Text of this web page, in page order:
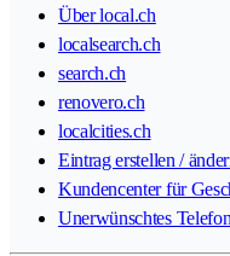
Über local.ch
localsearch.ch
search.ch
renovero.ch
localcities.ch
Eintrag erstellen /
Kundencenter für
Unerwünschtes